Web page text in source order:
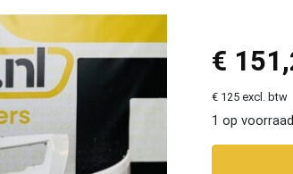
€
€ 125 excl. btw
1 op voorraad